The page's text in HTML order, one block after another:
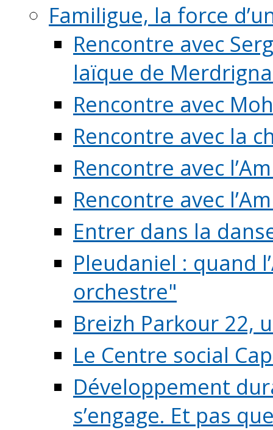
Familigue, la force
Rencontre avec
laïque de
Rencontre avec
Rencontre avec la
Rencontre avec
Rencontre avec
Entrer dans la
Pleudaniel : quand
orchestre"
Breizh Parkour 22,
Le Centre social
Développement
s’engage. Et pas